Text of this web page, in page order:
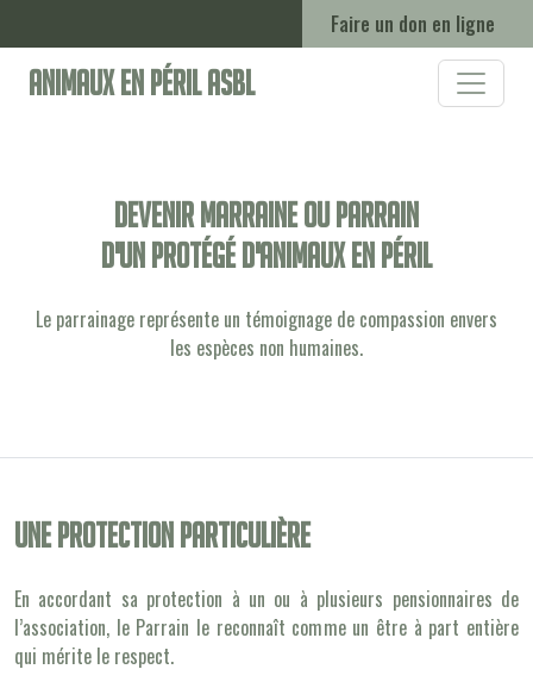
Faire un don en ligne
Animaux en Péril ASBL
Devenir marraine ou parrain
d'un protégé d'animaux en péril
Le parrainage représente un témoignage de compassion envers
les espèces non humaines.
Une protection particulière
En accordant sa protection à un ou à plusieurs pensionnaires de
l’association, le Parrain le reconnaît comme un être à part entière
qui mérite le respect.